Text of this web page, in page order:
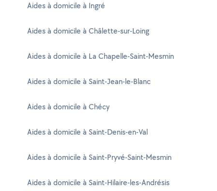
Aides à domicile à Ingré
Aides à domicile à Châlette-sur-Loing
Aides à domicile à La Chapelle-Saint-Mesmin
Aides à domicile à Saint-Jean-le-Blanc
Aides à domicile à Chécy
Aides à domicile à Saint-Denis-en-Val
Aides à domicile à Saint-Pryvé-Saint-Mesmin
Aides à domicile à Saint-Hilaire-les-Andrésis